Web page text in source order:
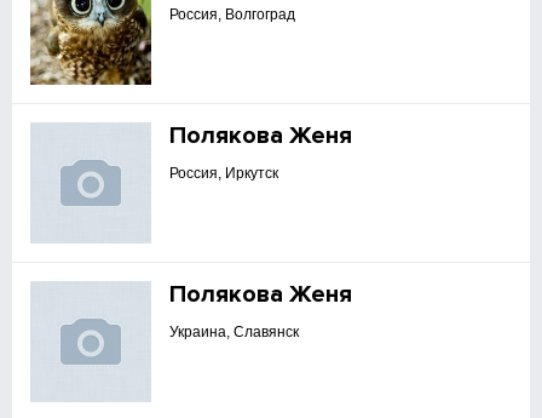
Россия, Волгоград
Полякова Женя
Россия, Иркутск
Полякова Женя
Украина, Славянск